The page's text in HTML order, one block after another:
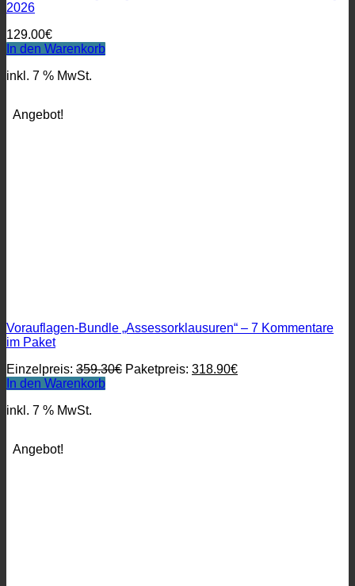
2026
129.00€
In den Warenkorb
inkl. 7 % MwSt.
Angebot!
Vorauflagen-Bundle „Assessorklausuren“ – 7 Kommentare
im Paket
Einzelpreis: 359.30€ Ursprünglicher
Paketpreis: 318.90€Aktueller
In den Warenkorb
inkl. 7 % MwSt.
Angebot!